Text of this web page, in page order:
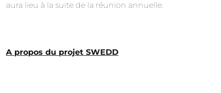
aura lieu à la suite de la réunion annuelle.
A propos du projet SWEDD